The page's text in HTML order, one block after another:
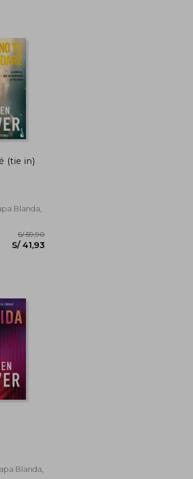
30%
dcto.
(tie in)
Blanda,
Blanda,